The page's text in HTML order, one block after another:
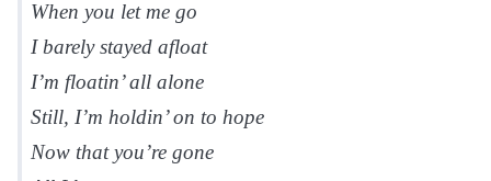
When you let me go
I barely stayed afloat
I’m floatin’ all alone
Still, I’m holdin’ on to hope
Now that you’re gone